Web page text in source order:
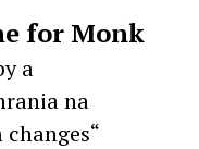
for Monk
a
na